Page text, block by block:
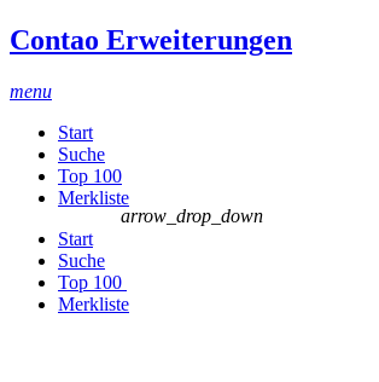
Contao Erweiterungen
menu
Start
Suche
Top 100
Merkliste
Start
Suche
Top 100
arrow_drop_down
Merkliste